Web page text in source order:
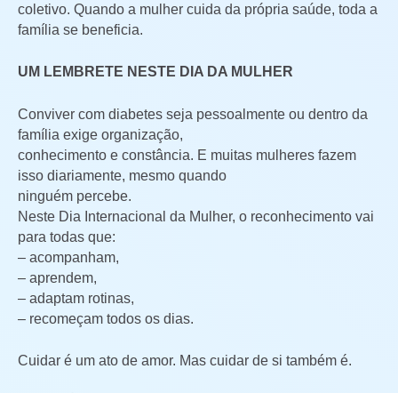
coletivo. Quando a mulher cuida da própria saúde, toda a
família se beneficia.
UM LEMBRETE NESTE DIA DA MULHER
Conviver com diabetes seja pessoalmente ou dentro da
família exige organização,
conhecimento e constância. E muitas mulheres fazem
isso diariamente, mesmo quando
ninguém percebe.
Neste Dia Internacional da Mulher, o reconhecimento vai
para todas que:
– acompanham,
– aprendem,
– adaptam rotinas,
– recomeçam todos os dias.
Cuidar é um ato de amor. Mas cuidar de si também é.